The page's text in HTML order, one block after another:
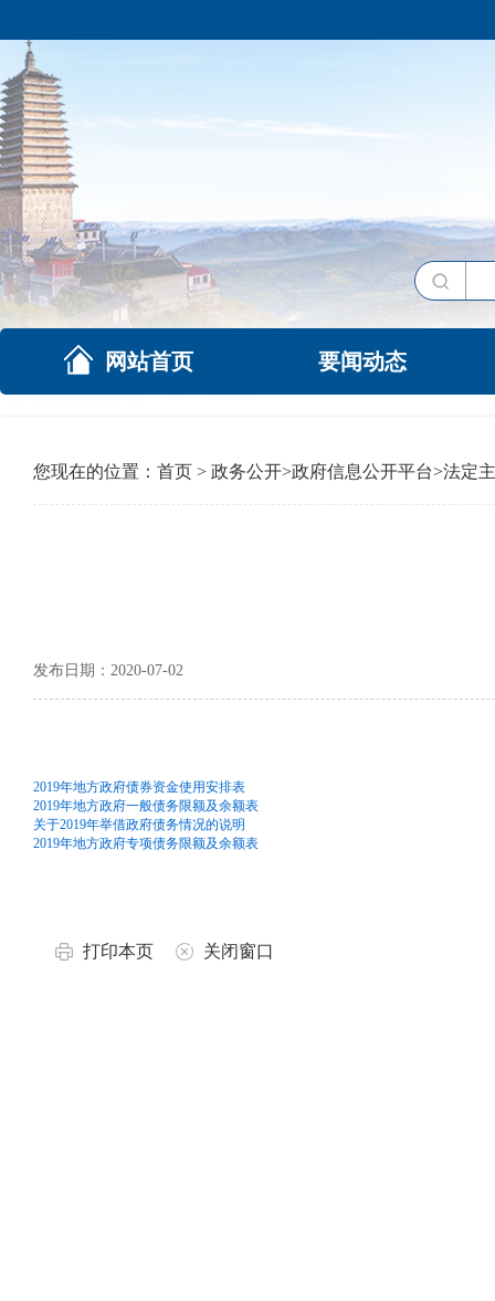
网站首页 要闻动态
您现在的位置： 首页 > 政务公开>政府信息公开平台>法定
发布日期：2020-07-02
2019年地方政府债券资金使用安排表
2019年地方政府一般债务限额及余额表
关于2019年举借政府债务情况的说明
2019年地方政府专项债务限额及余额表
打印本页 关闭窗口